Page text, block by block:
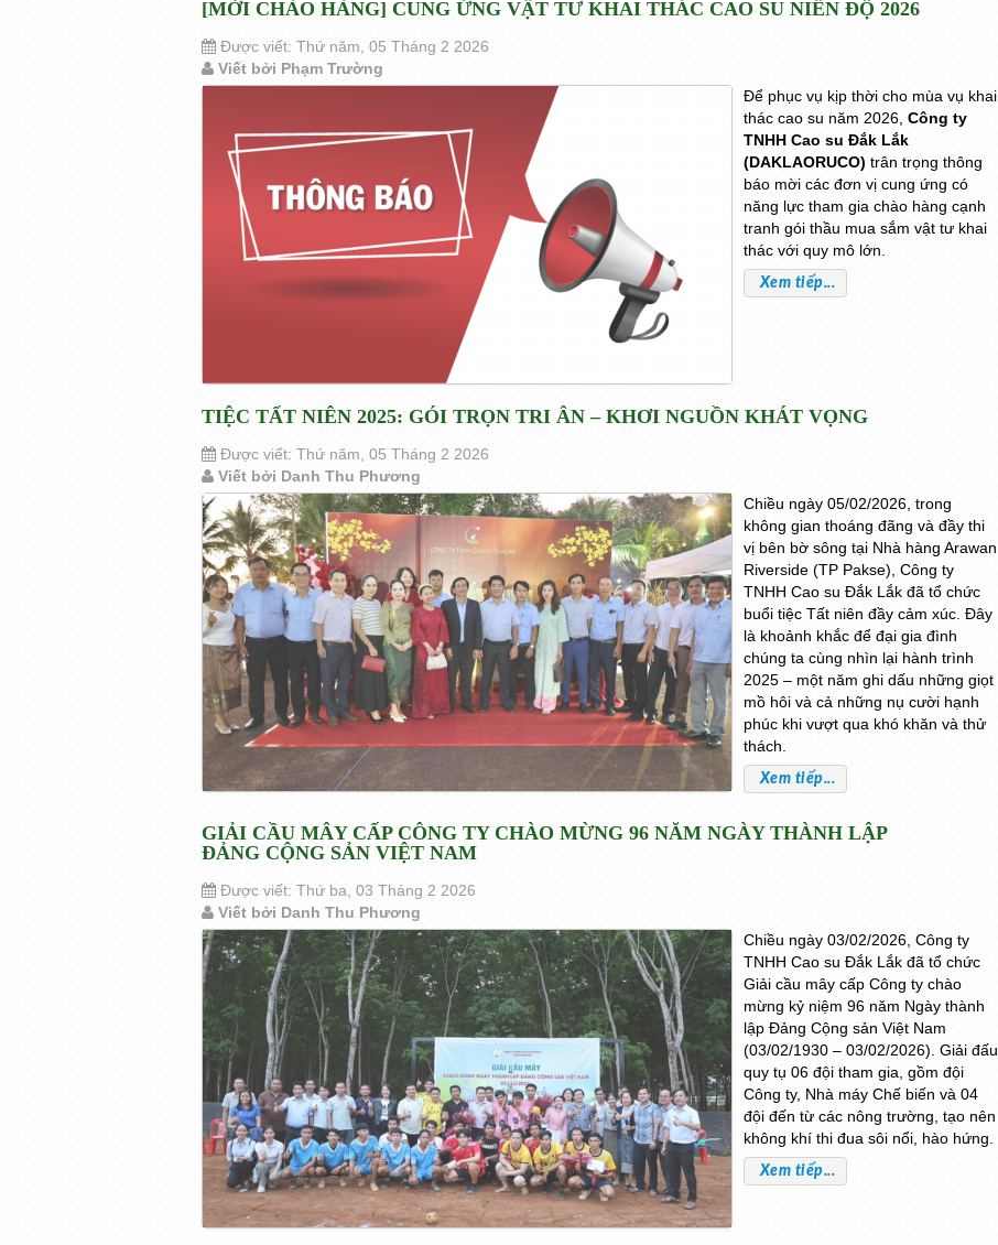
[MỜI CHÀO HÀNG] CUNG ỨNG VẬT TƯ KHAI THÁC CAO SU NIÊN ĐỘ 2026
Được viết: Thứ năm, 05 Tháng 2 2026
Viết bởi Phạm Trường
Để phục vụ kịp thời cho mùa vụ khai
thác cao su năm 2026, Công ty
TNHH Cao su Đắk Lắk
(DAKLAORUCO) trân trọng thông
báo mời các đơn vị cung ứng có
năng lực tham gia chào hàng cạnh
tranh gói thầu mua sắm vật tư khai
thác với quy mô lớn.
Xem tiếp...
TIỆC TẤT NIÊN 2025: GÓI TRỌN TRI ÂN – KHƠI NGUỒN KHÁT VỌNG
Được viết: Thứ năm, 05 Tháng 2 2026
Viết bởi Danh Thu Phương
Chiều ngày 05/02/2026, trong
không gian thoáng đãng và đầy thi
vị bên bờ sông tại Nhà hàng Arawan
Riverside (TP Pakse), Công ty
TNHH Cao su Đắk Lắk đã tổ chức
buổi tiệc Tất niên đầy cảm xúc. Đây
là khoảnh khắc để đại gia đình
chúng ta cùng nhìn lại hành trình
2025 – một năm ghi dấu những giọt
mồ hôi và cả những nụ cười hạnh
phúc khi vượt qua khó khăn và thử
thách.
Xem tiếp...
GIẢI CẦU MÂY CẤP CÔNG TY CHÀO MỪNG 96 NĂM NGÀY THÀNH LẬP
ĐẢNG CỘNG SẢN VIỆT NAM
Được viết: Thứ ba, 03 Tháng 2 2026
Viết bởi Danh Thu Phương
Chiều ngày 03/02/2026, Công ty
TNHH Cao su Đắk Lắk đã tổ chức
Giải cầu mây cấp Công ty chào
mừng kỷ niệm 96 năm Ngày thành
lập Đảng Cộng sản Việt Nam
(03/02/1930 – 03/02/2026). Giải đấu
quy tụ 06 đội tham gia, gồm đội
Công ty, Nhà máy Chế biến và 04
đội đến từ các nông trường, tạo nên
không khí thi đua sôi nổi, hào hứng.
Xem tiếp...